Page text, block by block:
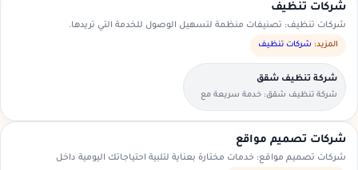
شركات تنظيف
شركات تنظيف: تصنيفات منظمة لتسهيل الوصول للخدمة التي تريدها.
المزيد: شركات تنظيف
شركة تنظيف شقق
شركة تنظيف شقق: خدمة سريعة مع
تواصل مباشر ومعاينة حسب الحاجة.
شركات تصميم مواقع
شركات تصميم مواقع: خدمات مختارة بعناية لتلبية احتياجاتك اليومية داخل